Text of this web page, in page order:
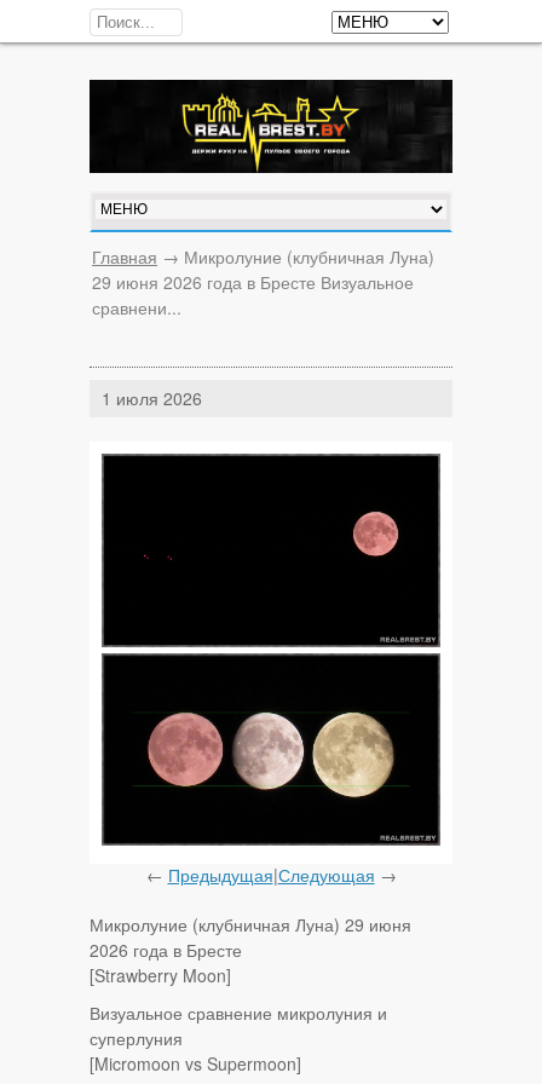
Главная → Микролуние (клубничная Луна)
29 июня 2026 года в Бресте Визуальное
сравнени...
1 июля 2026
← Предыдущая|Следующая →
Микролуние (клубничная Луна) 29 июня
2026 года в Бресте
[Strawberry Moon]
Визуальное сравнение микролуния и
суперлуния
[Micromoon vs Supermoon]